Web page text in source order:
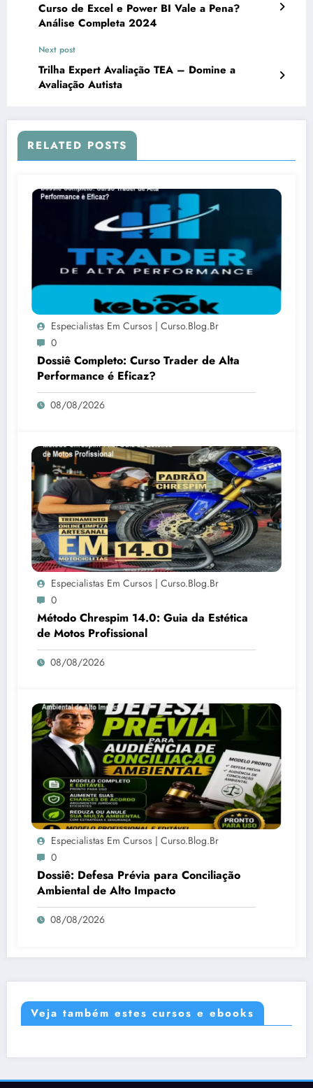
Curso de Excel e Power BI Vale a Pena?
Análise Completa 2024
Next post
Trilha Expert Avaliação TEA – Domine a
Avaliação Autista
RELATED POSTS
Especialistas Em Cursos | Curso.blog.br
0
Dossiê Completo: Curso Trader de Alta
Performance é Eficaz?
08/08/2026
Especialistas Em Cursos | Curso.blog.br
0
Método Chrespim 14.0: Guia da Estética
de Motos Profissional
08/08/2026
Especialistas Em Cursos | Curso.blog.br
0
Dossiê: Defesa Prévia para Conciliação
Ambiental de Alto Impacto
08/08/2026
Veja também estes cursos e ebooks